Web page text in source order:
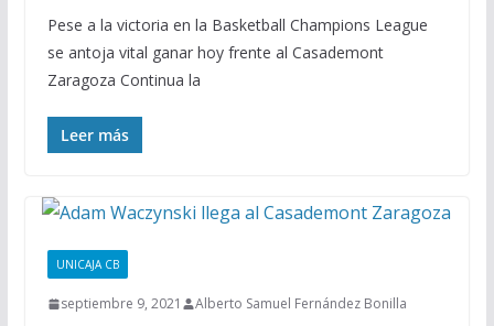
Pese a la victoria en la Basketball Champions League
se antoja vital ganar hoy frente al Casademont
Zaragoza Continua la
Leer más
UNICAJA CB
septiembre 9, 2021 Alberto Samuel Fernández Bonilla